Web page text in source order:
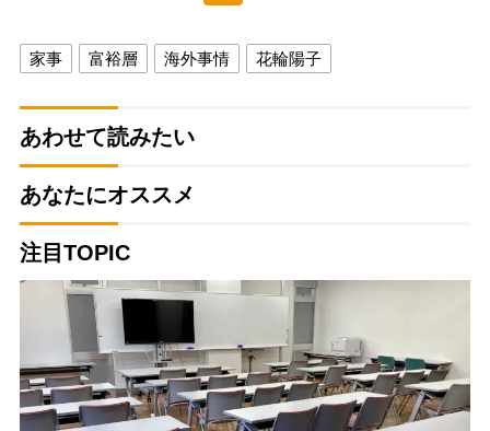
家事 富裕層 海外事情 花輪陽子
あわせて読みたい
あなたにオススメ
注目TOPIC